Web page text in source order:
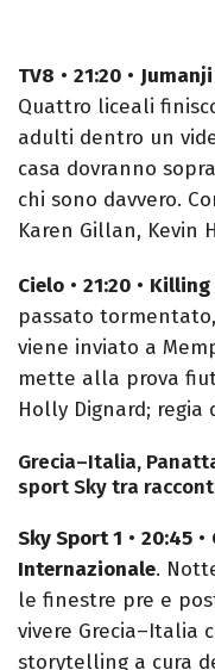
TV8 • 21:20 •
Quattro liceali
adulti dentro un
casa dovranno
chi sono davvero.
Karen Gillan, Kevin
Cielo • 21:20 • Killing
passato
viene inviato a
mette alla prova
Holly Dignard; regia
Grecia–Italia,
sport Sky tra
Sky Sport 1 • 20:45 •
Internazionale.
le finestre pre e
vivere Grecia–Italia
storytelling a cura